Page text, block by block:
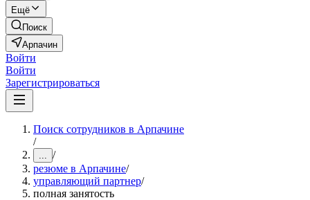
Ещё
Поиск
Арпачин
Войти
Войти
Зарегистрироваться
Поиск сотрудников в Арпачине
/
... /
резюме в Арпачине/
управляющий партнер/
полная занятость